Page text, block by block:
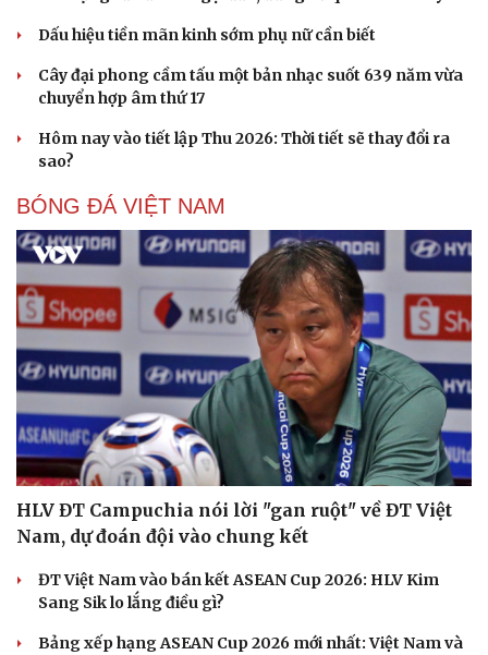
Dấu hiệu tiền mãn kinh sớm phụ nữ cần biết
Cây đại phong cầm tấu một bản nhạc suốt 639 năm vừa
chuyển hợp âm thứ 17
Hôm nay vào tiết lập Thu 2026: Thời tiết sẽ thay đổi ra
sao?
BÓNG ĐÁ VIỆT NAM
HLV ĐT Campuchia nói lời "gan ruột" về ĐT Việt
Nam, dự đoán đội vào chung kết
ĐT Việt Nam vào bán kết ASEAN Cup 2026: HLV Kim
Sang Sik lo lắng điều gì?
Bảng xếp hạng ASEAN Cup 2026 mới nhất: Việt Nam và